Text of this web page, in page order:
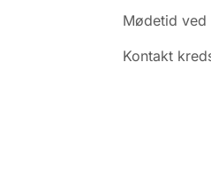
Mødetid
Kontakt